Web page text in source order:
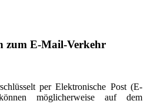
zum E-Mail-Verkehr
per Elektronische Post (E-
möglicherweise auf dem